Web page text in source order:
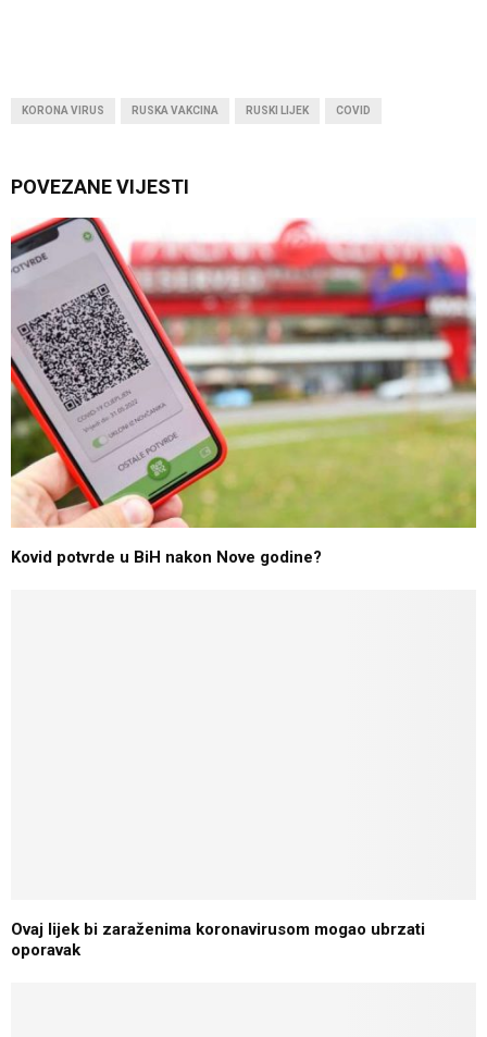
KORONA VIRUS RUSKA VAKCINA RUSKI LIJEK COVID
POVEZANE VIJESTI
Kovid potvrde u BiH nakon Nove godine?
Ovaj lijek bi zaraženima koronavirusom mogao ubrzati
oporavak